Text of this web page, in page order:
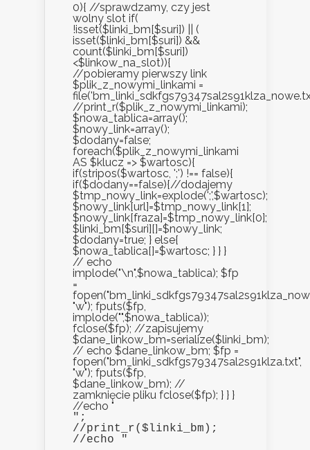
0){ //sprawdzamy, czy jest
wolny slot if(
!isset($linki_bm[$suri]) || (
isset($linki_bm[$suri]) &&
count($linki_bm[$suri])
<$linkow_na_slot)){
//pobieramy pierwszy link
$plik_z_nowymi_linkami =
//print_r($plik_z_nowymi_linkami);
$nowa_tablica=array();
$nowy_link=array();
$dodany=false;
foreach($plik_z_nowymi_linkami
AS $klucz => $wartosc){
if(stripos($wartosc, ';') !== false){
if($dodany==false){//dodajemy
$tmp_nowy_link=explode(';',$wartosc);
$nowy_link[url]=$tmp_nowy_link[1];
$nowy_link[fraza]=$tmp_nowy_link[0];
$linki_bm[$suri][]=$nowy_link;
$dodany=true; } else{
$nowa_tablica[]=$wartosc; } } }
// echo
implode("\n",$nowa_tablica); $fp
=
"w"); fputs($fp,
implode("",$nowa_tablica));
fclose($fp); //zapisujemy
$dane_linkow_bm=serialize($linki_bm);
// echo $dane_linkow_bm; $fp =
fopen("bm_linki_sdkfgs79347sal2s91klza.txt",
"w"); fputs($fp,
$dane_linkow_bm); //
zamknięcie pliku fclose($fp); } } }
//echo "
";
//print_r($linki_bm);
//echo "